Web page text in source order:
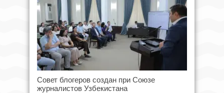
Совет блогеров создан при Союзе
журналистов Узбекистана